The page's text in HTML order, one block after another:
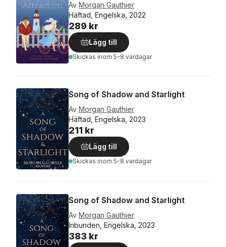
Av Morgan Gauthier
Häftad, Engelska, 2022
289 kr
Lägg till
Skickas inom 5-8 vardagar
Song of Shadow and Starlight
Av Morgan Gauthier
Häftad, Engelska, 2023
211 kr
Lägg till
Skickas inom 5-8 vardagar
Song of Shadow and Starlight
Av Morgan Gauthier
Inbunden, Engelska, 2023
383 kr